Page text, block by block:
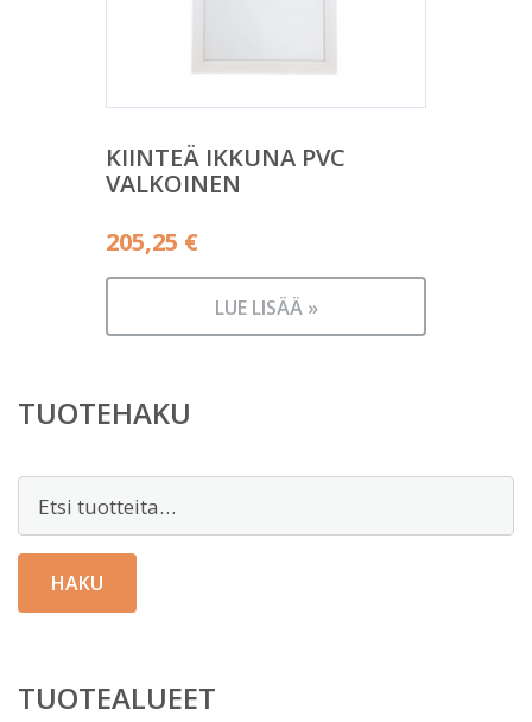
KIINTEÄ IKKUNA PVC
VALKOINEN
205,25 €
LUE LISÄÄ »
TUOTEHAKU
HAKU
TUOTEALUEET